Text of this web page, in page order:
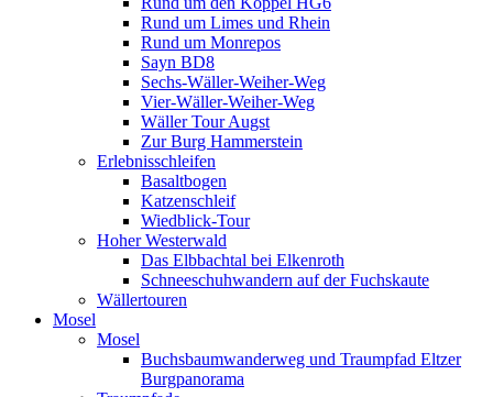
Rund um Limes und Rhein
Rund um Monrepos
Sayn BD8
Sechs-Wäller-Weiher-Weg
Vier-Wäller-Weiher-Weg
Wäller Tour Augst
Zur Burg Hammerstein
Erlebnisschleifen
Basaltbogen
Katzenschleif
Wiedblick-Tour
Hoher Westerwald
Das Elbbachtal bei Elkenroth
Schneeschuhwandern auf der Fuchskaute
Wällertouren
Mosel
Mosel
Buchsbaumwanderweg und Traumpfad Eltzer
Burgpanorama